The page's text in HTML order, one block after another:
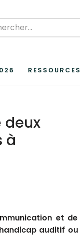
RESSOURCES
deux
à
et de
auditif ou